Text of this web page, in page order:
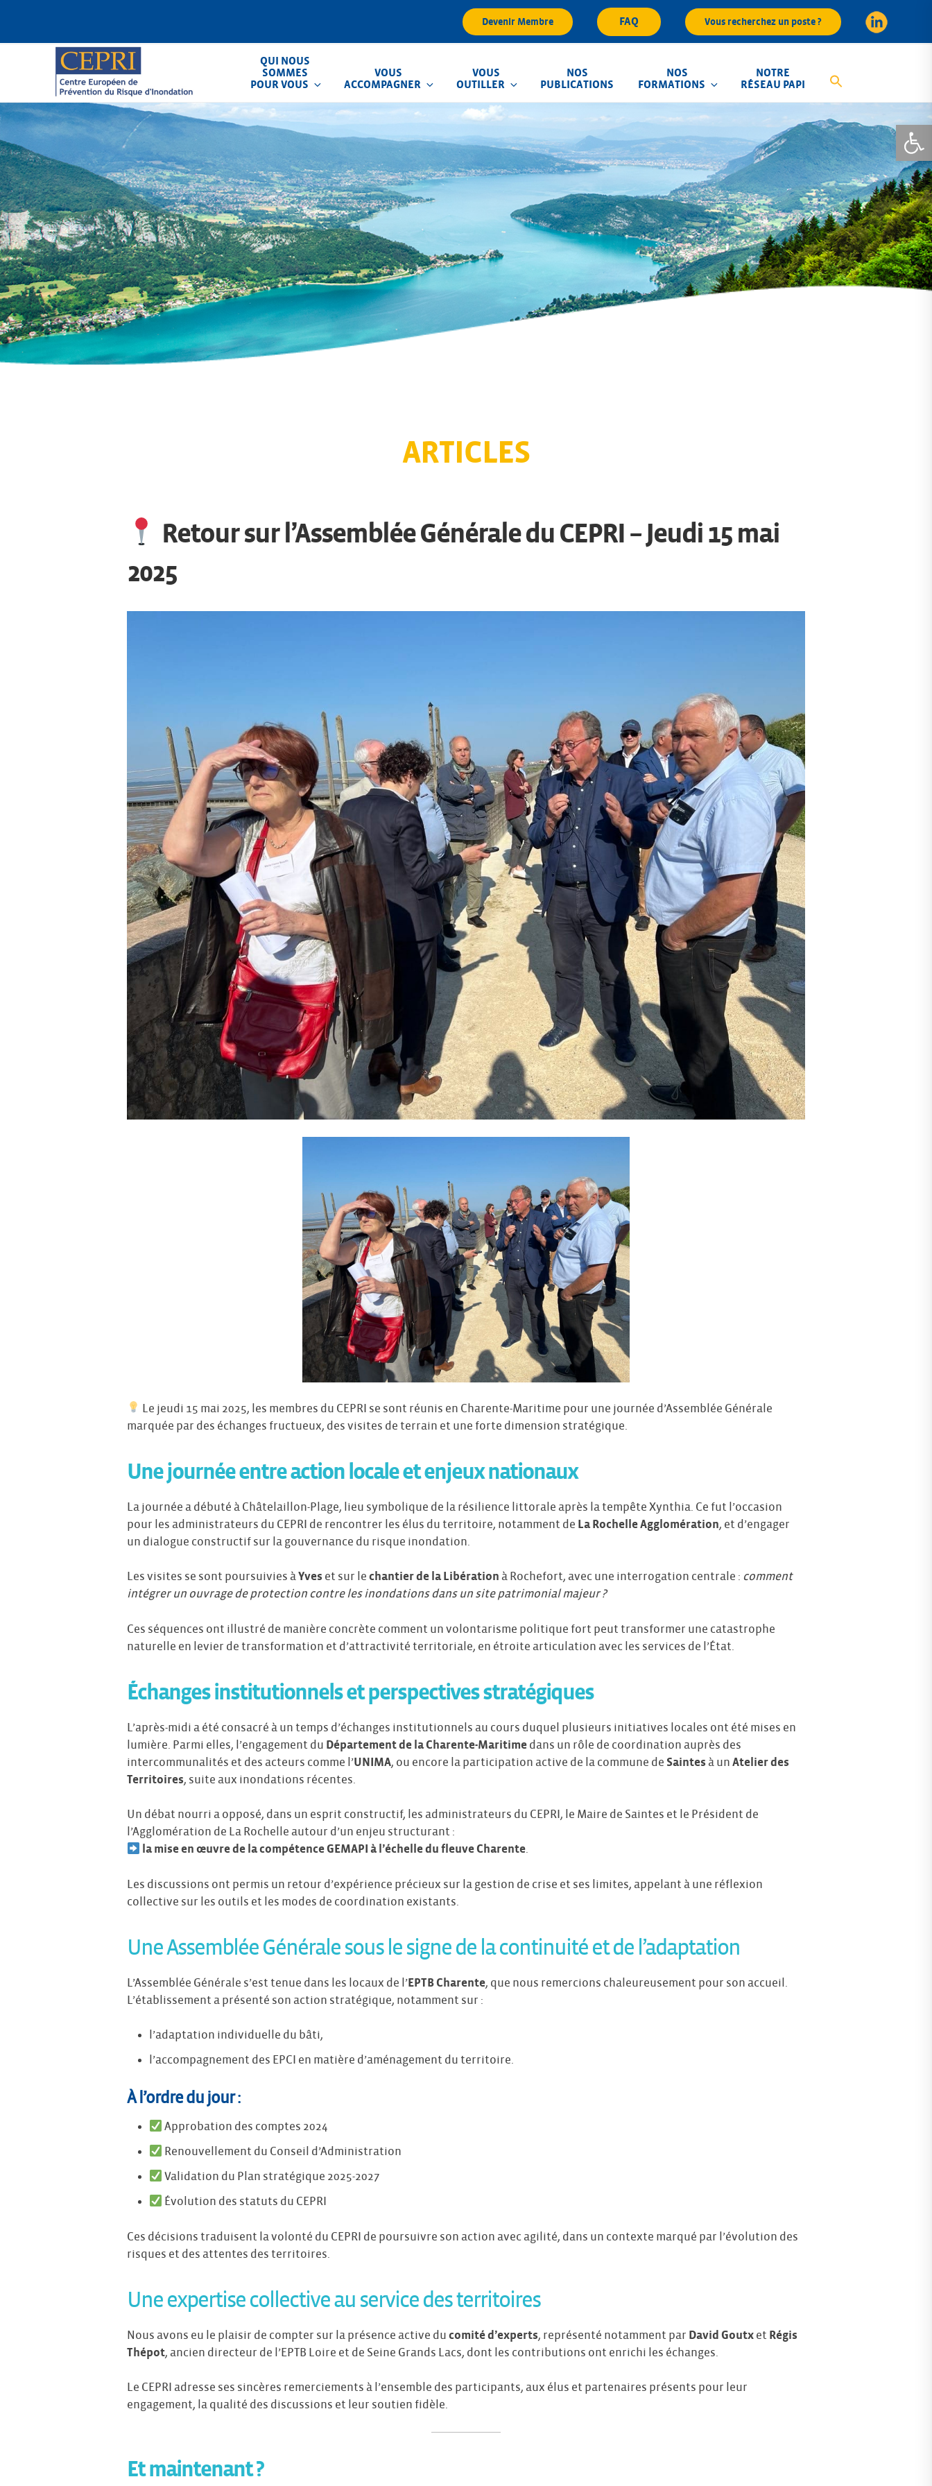
Ouvrir
contenu
Devenir Membre FAQ Vous recherchez un poste ?
QUI NOUS
SOMMES
POUR VOUS
VOUS
ACCOMPAGNER
VOUS
OUTILLER
NOS
PUBLICATIONS
NOS
FORMATIONS
NOTRE
RÉSEAU PAPI
CEPRI
Centre Européen de Prévention du Risque d'Inondation
ARTICLES
Retour sur l’Assemblée Générale du CEPRI – Jeudi 15 mai
2025
Le jeudi 15 mai 2025, les membres du CEPRI se sont réunis en Charente-Maritime pour une journée d’Assemblée Générale
marquée par des échanges fructueux, des visites de terrain et une forte dimension stratégique.
Une journée entre action locale et enjeux nationaux
La journée a débuté à Châtelaillon-Plage, lieu symbolique de la résilience littorale après la tempête Xynthia. Ce fut l’occasion
pour les administrateurs du CEPRI de rencontrer les élus du territoire, notamment de La Rochelle Agglomération, et d’engager
un dialogue constructif sur la gouvernance du risque inondation.
Les visites se sont poursuivies àYves et sur le chantier de la Libération à Rochefort, avec une interrogation centrale : comment
intégrer un ouvrage de protection contre les inondations dans un site patrimonial majeur ?
Ces séquences ont illustré de manière concrète comment un volontarisme politique fort peut transformer une catastrophe
naturelle en levier de transformation et d’attractivité territoriale, en étroite articulation avec les services de l’État.
Échanges institutionnels et perspectives stratégiques
L’après-midi a été consacré à un temps d’échanges institutionnels au cours duquel plusieurs initiatives locales ont été mises en
lumière. Parmi elles, l’engagement du Département de la Charente-Maritime dans un rôle de coordination auprès des
intercommunalités et des acteurs comme l’UNIMA, ou encore la participation active de la commune de Saintes à un Atelier des
Territoires, suite aux inondations récentes.
Un débat nourri a opposé, dans un esprit constructif, les administrateurs du CEPRI, le Maire de Saintes et le Président de
l’Agglomération de La Rochelle autour d’un enjeu structurant :
la mise en œuvre de la compétence GEMAPI à l’échelle du fleuve Charente.
Les discussions ont permis un retour d’expérience précieux sur la gestion de crise et ses limites, appelant à une réflexion
collective sur les outils et les modes de coordination existants.
Une Assemblée Générale sous le signe de la continuité et de l’adaptation
L’Assemblée Générale s’est tenue dans les locaux de l’ EPTB Charente, que nous remercions chaleureusement pour son accueil.
L’établissement a présenté son action stratégique, notamment sur :
l’adaptation individuelle du bâti,
l’accompagnement des EPCI en matière d’aménagement du territoire.
À l’ordre du jour :
Approbation des comptes 2024
Renouvellement du Conseil d’Administration
Validation du Plan stratégique 2025-2027
Évolution des statuts du CEPRI
Ces décisions traduisent la volonté du CEPRI de poursuivre son action avec agilité, dans un contexte marqué par l’évolution des
risques et des attentes des territoires.
Une expertise collective au service des territoires
Nous avons eu le plaisir de compter sur la présence active du comité d’experts, représenté notamment par David Goutx et Régis
Thépot, ancien directeur de l’EPTB Loire et de Seine Grands Lacs, dont les contributions ont enrichi les échanges.
Le CEPRI adresse ses sincères remerciements à l’ensemble des participants, aux élus et partenaires présents pour leur
engagement, la qualité des discussions et leur soutien fidèle.
Et maintenant ?